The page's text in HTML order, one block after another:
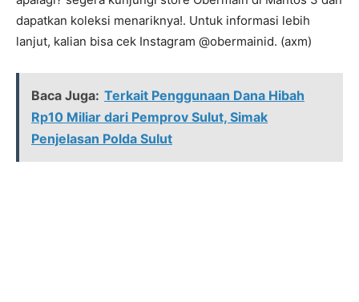
dapatkan koleksi menariknya!. Untuk informasi lebih
lanjut, kalian bisa cek Instagram @obermainid. (axm)
Baca Juga: Terkait Penggunaan Dana Hibah
Rp10 Miliar dari Pemprov Sulut, Simak
Penjelasan Polda Sulut